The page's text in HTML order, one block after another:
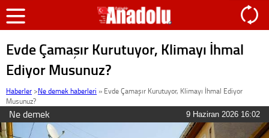
Evde Çamaşır Kurutuyor, Klimayı İhmal
Ediyor Musunuz?
Haberler >Ne demek haberleri » Evde Çamaşır Kurutuyor, Klimayı İhmal Ediyor
Musunuz?
Ne demek 9 Haziran 2026 16:02